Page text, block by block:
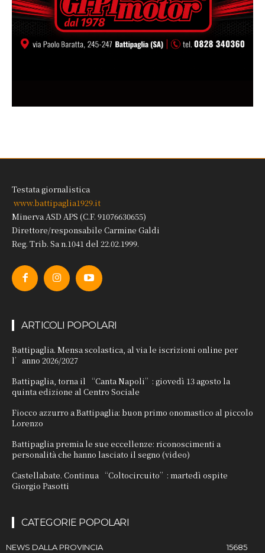
Testata giornalistica
www.battipaglia1929.it
Minerva ASD APS (C.F. 91076630655)
Direttore/responsabile Carmine Galdi
Reg. Trib. Sa n.1041 del 22.02.1999.
ARTICOLI POPOLARI
Battipaglia. Mensa scolastica, al via le iscrizioni online per
l’anno 2026/2027
Battipaglia, torna il “Canta Napoli”: giovedì 13 agosto la
quinta edizione al Centro Sociale
Fiocco azzurro a Battipaglia: buon primo onomastico al piccolo
Lorenzo
Battipaglia premia le sue eccellenze: riconoscimenti a
personalità che hanno lasciato il segno (video)
Castellabate. Continua “Coltocircuito”: martedì ospite
Giorgio Pasotti
CATEGORIE POPOLARI
NEWS DALLA PROVINCIA 15685